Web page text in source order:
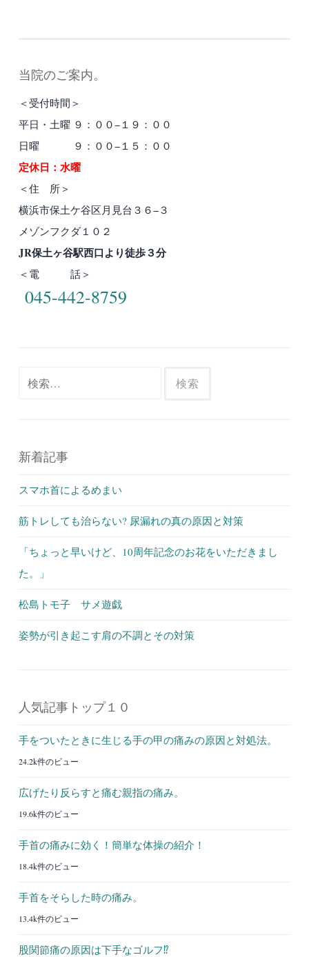
当院のご案内。
＜受付時間＞
平日・土曜 ９：００−１９：００
日曜 ９：００−１５：００
定休日：水曜
＜住 所＞
横浜市保土ケ谷区月見台３６−３
メゾンフクダ１０２
JR保土ヶ谷駅西口より徒歩３分
＜電 話＞
045-442-8759
新着記事
スマホ首によるめまい
筋トレしても治らない? 尿漏れの真の原因と対策
「ちょっと早いけど、10周年記念のお花をいただきまし
た。」
松島トモ子 サメ遊戯
姿勢が引き起こす肩の不調とその対策
人気記事トップ１０
手をついたときに生じる手の甲の痛みの原因と対処法。
24.2k件のビュー
広げたり反らすと痛む親指の痛み。
19.6k件のビュー
手首の痛みに効く！簡単な体操の紹介！
18.4k件のビュー
手首をそらした時の痛み。
13.4k件のビュー
股関節痛の原因は下手なゴルフ⁉︎